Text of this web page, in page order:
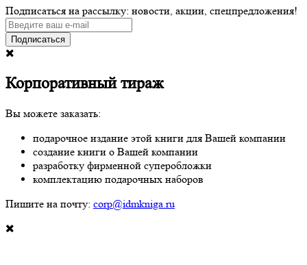
Подписаться на рассылку: новости, акции, спецпредложения!
Подписаться
Корпоративный тираж
Вы можете заказать:
подарочное издание этой книги для Вашей компании
создание книги о Вашей компании
разработку фирменной суперобложки
комплектацию подарочных наборов
Пишите на почту: corp@idmkniga.ru